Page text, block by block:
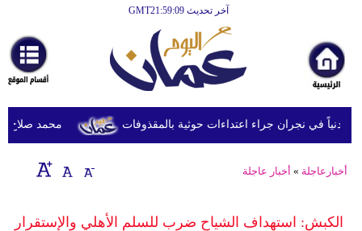
آخر تحديث GMT21:59:09
أخبارعاجلة
رياضة
ثقافة
إقتصاد
وموسيقى
محمد صلاح يصل
أخبارعاجلة » أخبار عاجلة
الكبش: استهداف الشياح ضرب للسلم الأهلي والإستقرار